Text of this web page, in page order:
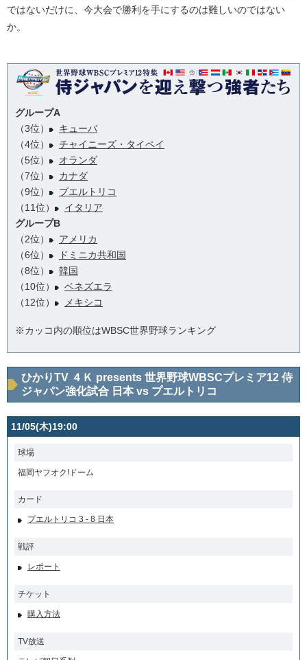
ではないだけに、今大会で勝利を手にするのは難しいのではない
か。
グループA
（3位）
キューバ
（4位）
チャイニーズ・タイペイ
（5位）
オランダ
（7位）
カナダ
（9位）
プエルトリコ
（11位）
イタリア
グループB
（2位）
アメリカ
（6位）
ドミニカ共和国
（8位）
韓国
（10位）
ベネズエラ
（12位）
メキシコ
※カッコ内の順位はWBSC世界野球ランキング
ひかりTV ４Ｋ presents 世界野球WBSCプレミア12 侍
ジャパン強化試合 日本 vs プエルトリコ
11/05(木)19:00
球場
福岡ヤフオク!ドーム
カード
プエルトリコ 3 - 8 日本
戦評
レポート
チケット
購入方法
TV放送